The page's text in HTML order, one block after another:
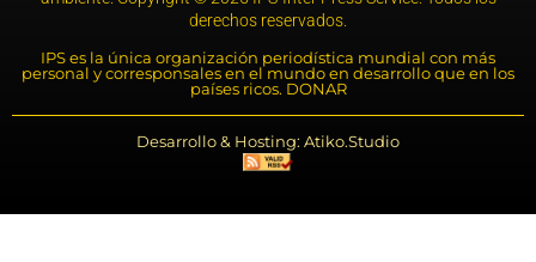
derechos reservados.
IPS es la única organización periodística mundial con más
personal y corresponsales en el mundo en desarrollo que en los
países ricos. DONAR
Desarrollo & Hosting: Atiko.Studio